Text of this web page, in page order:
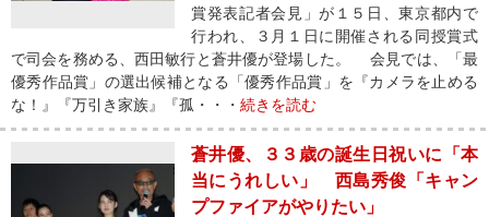
賞発表記者会見」が１５日、東京都内で
行われ、３月１日に開催される同授賞式
で司会を務める、西田敏行と蒼井優が登場した。 会見では、「最
優秀作品賞」の選出候補となる「優秀作品賞」を『カメラを止める
な！』『万引き家族』『孤・・・ 続きを読む
蒼井優、３３歳の誕生日祝いに「本
当にうれしい」 西島秀俊「キャン
プファイアがやりたい」